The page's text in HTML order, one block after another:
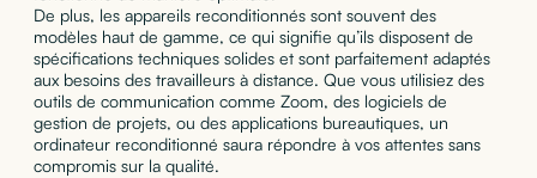
De plus, les appareils reconditionnés sont souvent des
modèles haut de gamme, ce qui signifie qu’ils disposent de
spécifications techniques solides et sont parfaitement adaptés
aux besoins des travailleurs à distance. Que vous utilisiez des
outils de communication comme Zoom, des logiciels de
gestion de projets, ou des applications bureautiques, un
ordinateur reconditionné saura répondre à vos attentes sans
compromis sur la qualité.